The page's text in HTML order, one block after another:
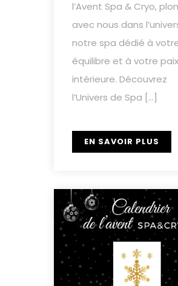
l’Avent Spa & Cryo,
avec nous dans
notre spa dédié à
équilibre et à votre paix
intérieure. Découvrez
l’Univers de Spa […]
EN SAVOIR PLUS